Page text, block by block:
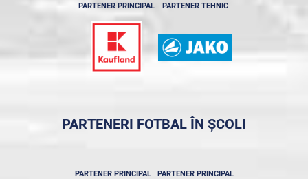
PARTENER PRINCIPAL PARTENER TEHNIC
PARTENERI FOTBAL ÎN ȘCOLI
PARTENER PRINCIPAL PARTENER PRINCIPAL